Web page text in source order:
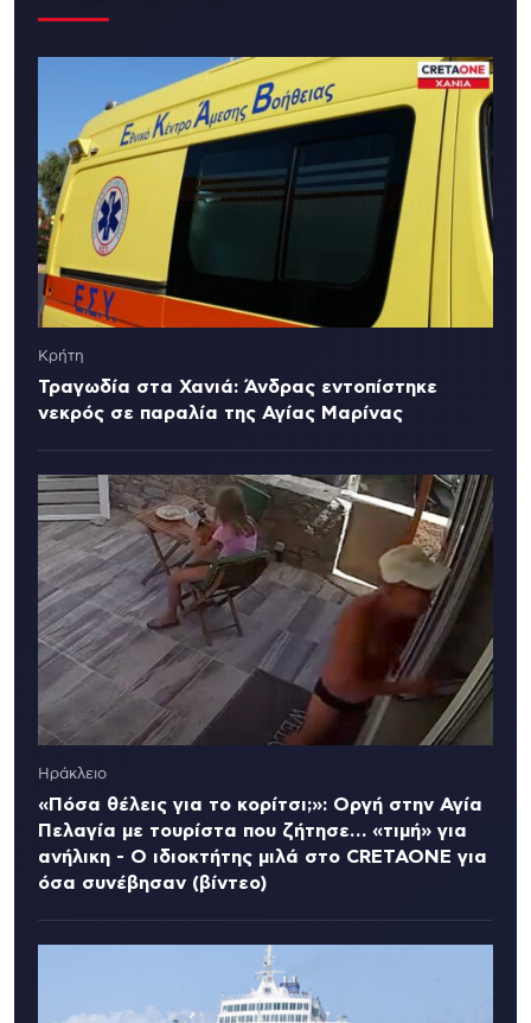
Κρήτη
Τραγωδία στα Χανιά: Άνδρας εντοπίστηκε
νεκρός σε παραλία της Αγίας Μαρίνας
Ηράκλειο
«Πόσα θέλεις για το κορίτσι;»: Οργή στην Αγία
Πελαγία με τουρίστα που ζήτησε… «τιμή» για
ανήλικη - Ο ιδιοκτήτης μιλά στο CRETAONE για
όσα συνέβησαν (βίντεο)